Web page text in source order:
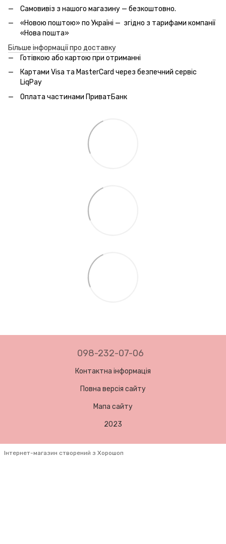
Самовивіз з нашого магазину — безкоштовно.
«Новою поштою» по Україні — згідно з тарифами компанії
«Нова пошта»
Більше інформації про доставку
Готівкою або картою при отриманні
Картами Visa та MasterCard через безпечний сервic
LiqPay
Оплата частинами ПриватБанк
098-232-07-06
Контактна інформація
Повна версія сайту
Мапа сайту
2023
Інтернет-магазин створений з Хорошоп